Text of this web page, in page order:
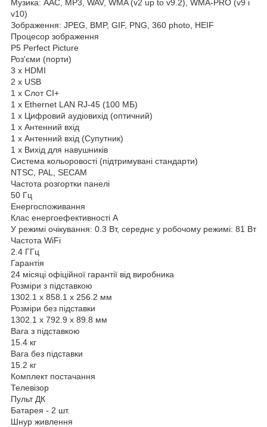
Музика: AAC, MP3, WAV, WMA (v2 up to v9.2), WMA-PRO (v9 і
v10)
Зображення: JPEG, BMP, GIF, PNG, 360 photo, HEIF
Процесор зображення
P5 Perfect Picture
Роз'єми (порти)
3 x HDMI
2 x USB
1 x Слот CI+
1 x Ethernet LAN RJ-45 (100 МБ)
1 x Цифровий аудіовихід (оптичний)
1 x Антенний вхід
1 x Антенний вхід (Супутник)
1 х Вихід для навушників
Система кольоровості (підтримувані стандарти)
NTSC, PAL, SECAM
Частота розгортки панелі
50 Гц
Енергоспоживання
Клас енергоефективності A
У режимі очікування: 0.3 Вт, середнє у робочому режимі: 81 Вт
Частота WiFi
2.4 ГГц
Гарантія
24 місяці офіційної гарантії від виробника
Розміри з підставкою
1302.1 x 858.1 x 256.2 мм
Розміри без підставки
1302.1 x 792.9 x 89.8 мм
Вага з підставкою
15.4 кг
Вага без підставки
15.2 кг
Комплект постачання
Телевізор
Пульт ДК
Батарея - 2 шт.
Шнур живлення